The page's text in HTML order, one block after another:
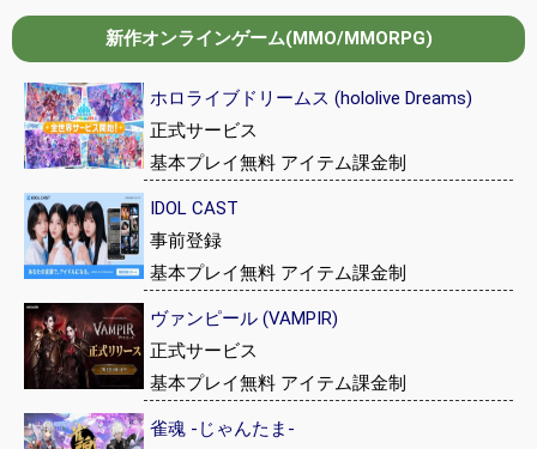
新作オンラインゲーム(MMO/MMORPG)
ホロライブドリームス (hololive Dreams)
正式サービス
基本プレイ無料 アイテム課金制
IDOL CAST
事前登録
基本プレイ無料 アイテム課金制
ヴァンピール (VAMPIR)
正式サービス
基本プレイ無料 アイテム課金制
雀魂 -じゃんたま-